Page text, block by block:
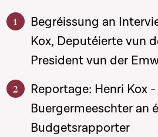
Begréissung an
Kox, Deputéierte vun
President vun der
Reportage: Henri Kox -
Buergermeeschter an
Budgetsrapporter